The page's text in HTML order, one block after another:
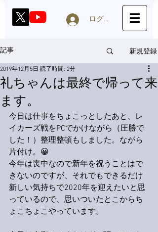
ログイン
記事 新規登録
礼ちゃんは最終で帰って来
ます。
2019年12月5日 読了時間: 2分
今日は仕事をちょこっとしたあと、レ
イカーズ戦をPCでかけながら（圧勝で
した！）整理整頓もしました。ながら
片付け。😀
今年は喪中なので新年を祝うことはで
きないのですが、それでもできるだけ
新しい気持ちで2020年を迎えたいと思
っているので、思いついたとこからち
ょこちょこやっています。